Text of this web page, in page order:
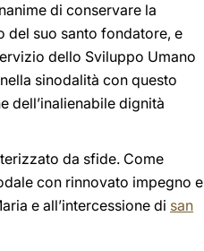
di conservare la
del suo santo fondatore, e
dello Sviluppo Umano
sinodalità con questo
dell’inalienabile dignità
da sfide. Come
con rinnovato impegno e
e all’intercessione di san